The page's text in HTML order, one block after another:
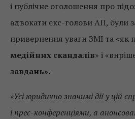
і публічне оголошення про
адвокати екс-голови АП, були
привернення уваги ЗМІ та «як
медійних скандалів» і
завдань».
«Усі юридично значимі дії у цій
і прес-конференціями, а